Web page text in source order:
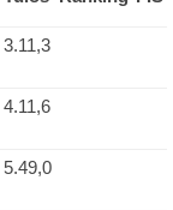
3.11,3
4.11,6
5.49,0